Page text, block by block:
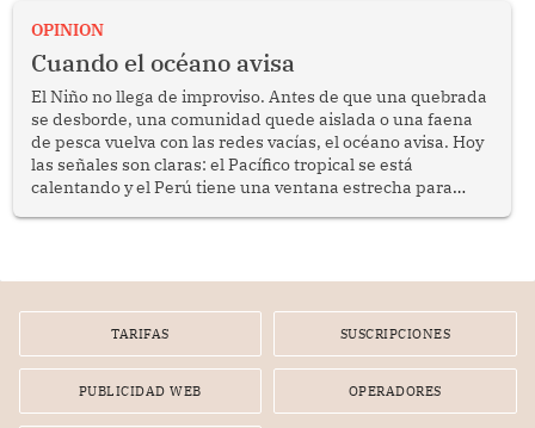
OPINION
Cuando el océano avisa
El Niño no llega de improviso. Antes de que una quebrada
se desborde, una comunidad quede aislada o una faena
de pesca vuelva con las redes vacías, el océano avisa. Hoy
las señales son claras: el Pacífico tropical se está
calentando y el Perú tiene una ventana estrecha para
TARIFAS SUSCRIPCIONES
PUBLICIDAD WEB OPERADORES